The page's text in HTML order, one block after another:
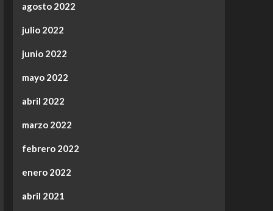
agosto 2022
julio 2022
junio 2022
mayo 2022
abril 2022
marzo 2022
febrero 2022
enero 2022
abril 2021